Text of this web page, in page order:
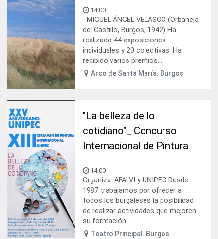
14:00
MIGUEL ÁNGEL VELASCO (Orbaneja
del Castillo, Burgos, 1942) Ha
realizado 44 exposiciones
individuales y 20 colectivas. Ha
recibido varios premios...
Arco de Santa María. Burgos
"La belleza de lo
cotidiano"_ Concurso
Internacional de Pintura
14:00
Organiza: AFALVI y UNIPEC Desde
1987 trabajamos por ofrecer a
todos los burgaleses la posibilidad
de realizar actividades que mejoren
su formación...
Teatro Principal. Burgos